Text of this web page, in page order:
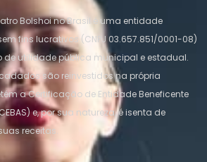
Bolshoi no Brasil é uma entidade
fins lucrativos (CNPJ 03.657.851/0001-08)
de utilidade pública municipal e estadual.
são reinvestidos na própria
a Certificação de Entidade Beneficente
e, por sua natureza, é isenta de
receitas.